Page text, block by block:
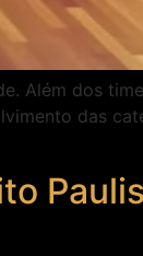
Além dos
das